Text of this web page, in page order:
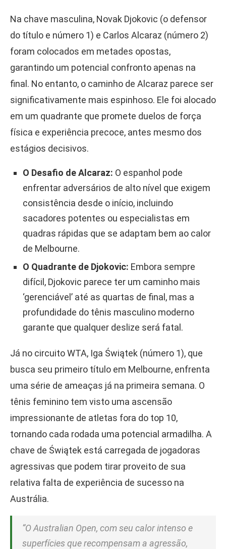
Na chave masculina, Novak Djokovic (o defensor
do título e número 1) e Carlos Alcaraz (número 2)
foram colocados em metades opostas,
garantindo um potencial confronto apenas na
final. No entanto, o caminho de Alcaraz parece ser
significativamente mais espinhoso. Ele foi alocado
em um quadrante que promete duelos de força
física e experiência precoce, antes mesmo dos
estágios decisivos.
O Desafio de Alcaraz: O espanhol pode
enfrentar adversários de alto nível que exigem
consistência desde o início, incluindo
sacadores potentes ou especialistas em
quadras rápidas que se adaptam bem ao calor
de Melbourne.
O Quadrante de Djokovic: Embora sempre
difícil, Djokovic parece ter um caminho mais
‘gerenciável’ até as quartas de final, mas a
profundidade do tênis masculino moderno
garante que qualquer deslize será fatal.
Já no circuito WTA, Iga Świątek (número 1), que
busca seu primeiro título em Melbourne, enfrenta
uma série de ameaças já na primeira semana. O
tênis feminino tem visto uma ascensão
impressionante de atletas fora do top 10,
tornando cada rodada uma potencial armadilha. A
chave de Świątek está carregada de jogadoras
agressivas que podem tirar proveito de sua
relativa falta de experiência de sucesso na
Austrália.
“O Australian Open, com seu calor intenso e
superfícies que recompensam a agressão,